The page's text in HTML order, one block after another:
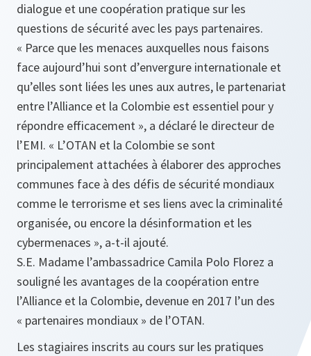
dialogue et une coopération pratique sur les
questions de sécurité avec les pays partenaires.
« Parce que les menaces auxquelles nous faisons
face aujourd’hui sont d’envergure internationale et
qu’elles sont liées les unes aux autres, le partenariat
entre l’Alliance et la Colombie est essentiel pour y
répondre efficacement », a déclaré le directeur de
l’EMI. « L’OTAN et la Colombie se sont
principalement attachées à élaborer des approches
communes face à des défis de sécurité mondiaux
comme le terrorisme et ses liens avec la criminalité
organisée, ou encore la désinformation et les
cybermenaces », a-t-il ajouté.
S.E. Madame l’ambassadrice Camila Polo Florez a
souligné les avantages de la coopération entre
l’Alliance et la Colombie, devenue en 2017 l’un des
« partenaires mondiaux » de l’OTAN.
Les stagiaires inscrits au cours sur les pratiques